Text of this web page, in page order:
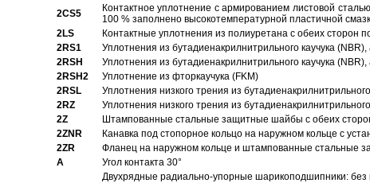
2CS5
Контактное уплотнение с армированием листовой
100 % заполнено высокотемпературной пластичной
2LS
Контактные уплотнения из полиуретана с обеих сторон
2RS1
Уплотнения из бутадиенакрилнитрильного каучука
2RSH
Уплотнения из бутадиенакрилнитрильного каучука
2RSH2
Уплотнение из фторкаучука (FKM)
2RSL
Уплотнения низкого трения из
2RZ
Уплотнения низкого трения из
2Z
Штампованные стальные защитные шайбы с обеих
2ZNR
Канавка под стопорное кольцо на наружном кольце с
2ZR
Фланец на наружном кольце и штампованные стальные
A
Угол контакта 30°
Двухрядные радиально-упорные шарикоподшипники: без